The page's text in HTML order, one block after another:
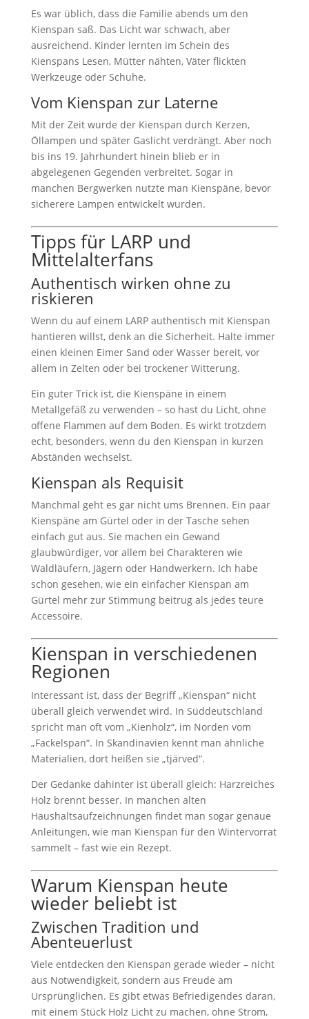
Es war üblich, dass die Familie abends um den
Kienspan saß. Das Licht war schwach, aber
ausreichend. Kinder lernten im Schein des
Kienspans Lesen, Mütter nähten, Väter flickten
Werkzeuge oder Schuhe.
Vom Kienspan zur Laterne
Mit der Zeit wurde der Kienspan durch Kerzen,
Öllampen und später Gaslicht verdrängt. Aber noch
bis ins 19. Jahrhundert hinein blieb er in
abgelegenen Gegenden verbreitet. Sogar in
manchen Bergwerken nutzte man Kienspäne, bevor
sicherere Lampen entwickelt wurden.
Tipps für LARP und
Mittelalterfans
Authentisch wirken ohne zu
riskieren
Wenn du auf einem LARP authentisch mit Kienspan
hantieren willst, denk an die Sicherheit. Halte immer
einen kleinen Eimer Sand oder Wasser bereit, vor
allem in Zelten oder bei trockener Witterung.
Ein guter Trick ist, die Kienspäne in einem
Metallgefäß zu verwenden – so hast du Licht, ohne
offene Flammen auf dem Boden. Es wirkt trotzdem
echt, besonders, wenn du den Kienspan in kurzen
Abständen wechselst.
Kienspan als Requisit
Manchmal geht es gar nicht ums Brennen. Ein paar
Kienspäne am Gürtel oder in der Tasche sehen
einfach gut aus. Sie machen ein Gewand
glaubwürdiger, vor allem bei Charakteren wie
Waldläufern, Jägern oder Handwerkern. Ich habe
schon gesehen, wie ein einfacher Kienspan am
Gürtel mehr zur Stimmung beitrug als jedes teure
Accessoire.
Kienspan in verschiedenen
Regionen
Interessant ist, dass der Begriff „Kienspan“ nicht
überall gleich verwendet wird. In Süddeutschland
spricht man oft vom „Kienholz“, im Norden vom
„Fackelspan“. In Skandinavien kennt man ähnliche
Materialien, dort heißen sie „tjärved“.
Der Gedanke dahinter ist überall gleich: Harzreiches
Holz brennt besser. In manchen alten
Haushaltsaufzeichnungen findet man sogar genaue
Anleitungen, wie man Kienspan für den Wintervorrat
sammelt – fast wie ein Rezept.
Warum Kienspan heute
wieder beliebt ist
Zwischen Tradition und
Abenteuerlust
Viele entdecken den Kienspan gerade wieder – nicht
aus Notwendigkeit, sondern aus Freude am
Ursprünglichen. Es gibt etwas Befriedigendes daran,
mit einem Stück Holz Licht zu machen, ohne Strom,